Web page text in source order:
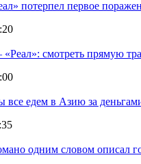
потерпел первое
«Реал»: смотреть прямую
все едем в Азию за
одним словом описал